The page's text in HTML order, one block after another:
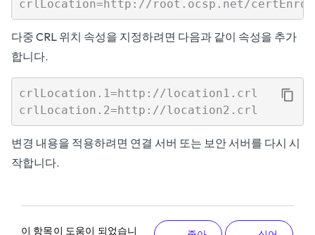
다중 CRL 위치 속성을 지정하려면 다음과 같이 속성을 추가
합니다.
crlLocation.1=http://location1.crl
변경 내용을 적용하려면 연결 서버 또는 보안 서버를 다시 시
작합니다.
이 항목이 도움이 되었습니